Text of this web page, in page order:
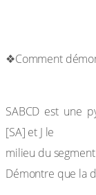
❖Comment
SABCD est une
[SA] et J le
milieu du
Démontre que la